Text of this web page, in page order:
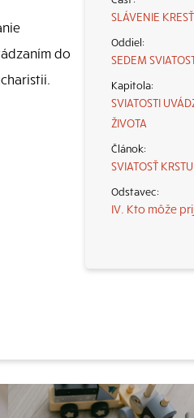
SLÁVENIE
SEDEM
SVIATOSTI
ŽIVOTA
SVIATOSŤ KRSTU
IV. Kto môže
do